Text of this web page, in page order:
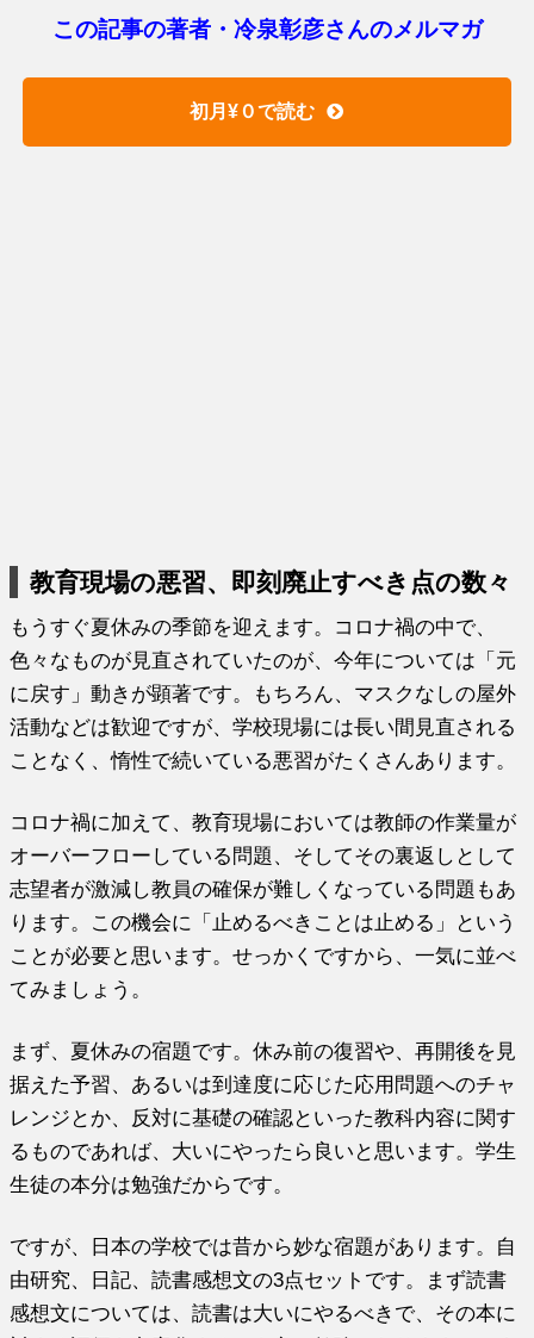
この記事の著者・冷泉彰彦さんのメルマガ
初月¥０で読む
教育現場の悪習、即刻廃止すべき点の数々
もうすぐ夏休みの季節を迎えます。コロナ禍の中で、
色々なものが見直されていたのが、今年については「元
に戻す」動きが顕著です。もちろん、マスクなしの屋外
活動などは歓迎ですが、学校現場には長い間見直される
ことなく、惰性で続いている悪習がたくさんあります。
コロナ禍に加えて、教育現場においては教師の作業量が
オーバーフローしている問題、そしてその裏返しとして
志望者が激減し教員の確保が難しくなっている問題もあ
ります。この機会に「止めるべきことは止める」という
ことが必要と思います。せっかくですから、一気に並べ
てみましょう。
まず、夏休みの宿題です。休み前の復習や、再開後を見
据えた予習、あるいは到達度に応じた応用問題へのチャ
レンジとか、反対に基礎の確認といった教科内容に関す
るものであれば、大いにやったら良いと思います。学生
生徒の本分は勉強だからです。
ですが、日本の学校では昔から妙な宿題があります。自
由研究、日記、読書感想文の3点セットです。まず読書
感想文については、読書は大いにやるべきで、その本に